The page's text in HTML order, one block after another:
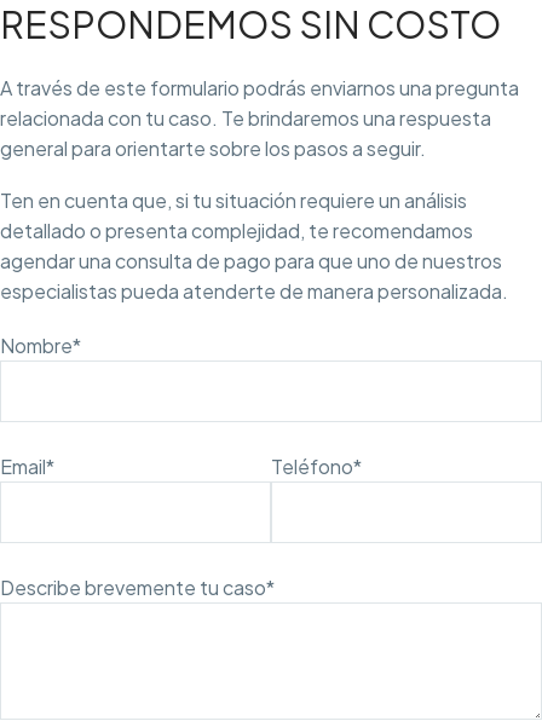
RESPONDEMOS SIN COSTO
A través de este formulario podrás enviarnos una pregunta
relacionada con tu caso. Te brindaremos una respuesta
general para orientarte sobre los pasos a seguir.
Ten en cuenta que, si tu situación requiere un análisis
detallado o presenta complejidad, te recomendamos
agendar una consulta de pago para que uno de nuestros
especialistas pueda atenderte de manera personalizada.
Nombre*
Email* Teléfono*
Describe brevemente tu caso*